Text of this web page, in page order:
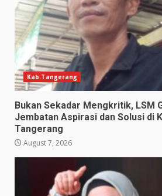
Kab.Tangerang
Bukan Sekadar Mengkritik, LSM
Jembatan Aspirasi dan Solusi di
Tangerang
August 7, 2026